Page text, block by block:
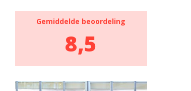
Gemiddelde beoordeling
8,5